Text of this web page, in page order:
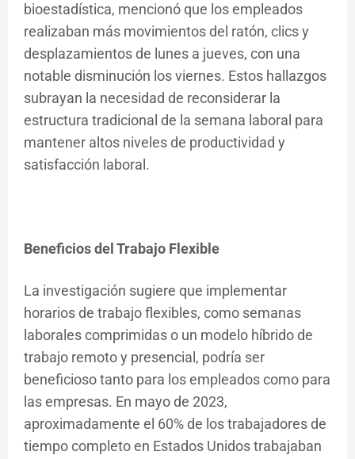
bioestadística, mencionó que los empleados
realizaban más movimientos del ratón, clics y
desplazamientos de lunes a jueves, con una
notable disminución los viernes. Estos hallazgos
subrayan la necesidad de reconsiderar la
estructura tradicional de la semana laboral para
mantener altos niveles de productividad y
satisfacción laboral.
Beneficios del Trabajo Flexible
La investigación sugiere que implementar
horarios de trabajo flexibles, como semanas
laborales comprimidas o un modelo híbrido de
trabajo remoto y presencial, podría ser
beneficioso tanto para los empleados como para
las empresas. En mayo de 2023,
aproximadamente el 60% de los trabajadores de
tiempo completo en Estados Unidos trabajaban